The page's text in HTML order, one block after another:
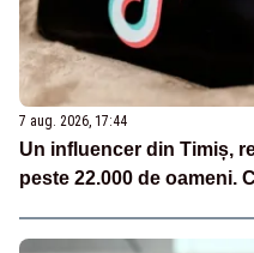
7 aug. 2026, 17:44
Un influencer din Timiș,
peste 22.000 de oameni.